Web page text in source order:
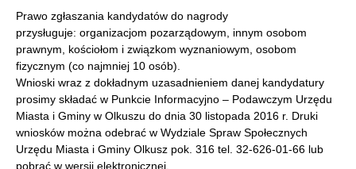
Prawo zgłaszania kandydatów do nagrody
przysługuje: organizacjom pozarządowym, innym osobom
prawnym, kościołom i związkom wyznaniowym, osobom
fizycznym (co najmniej 10 osób).
Wnioski wraz z dokładnym uzasadnieniem danej kandydatury
prosimy składać w Punkcie Informacyjno – Podawczym Urzędu
Miasta i Gminy w Olkuszu do dnia 30 listopada 2016 r. Druki
wniosków można odebrać w Wydziale Spraw Społecznych
Urzędu Miasta i Gminy Olkusz pok. 316 tel. 32-626-01-66 lub
pobrać w wersji elektronicznej.